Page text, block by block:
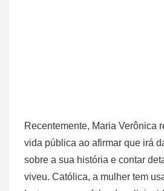
Recentemente, Maria Verônica
vida pública ao afirmar que irá
sobre a sua história e contar
viveu. Católica, a mulher tem